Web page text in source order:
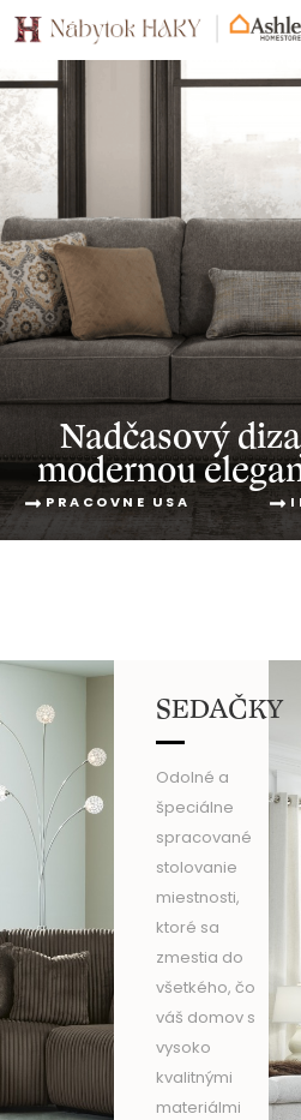
Nadčasový
modernou
PRACOVNE USA
SEDAČKY
Odolné a
špeciálne
spracované
stolovanie
miestnosti,
ktoré sa
zmestia do
všetkého, čo
váš domov s
vysoko
kvalitnými
materiálmi